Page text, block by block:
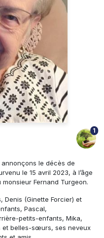
1
le décès de
le 15 avril 2023, à l’âge
monsieur Fernand Turgeon.
Denis (Ginette Forcier) et
Pascal,
petits-enfants, Mika,
et belles-sœurs, ses neveux